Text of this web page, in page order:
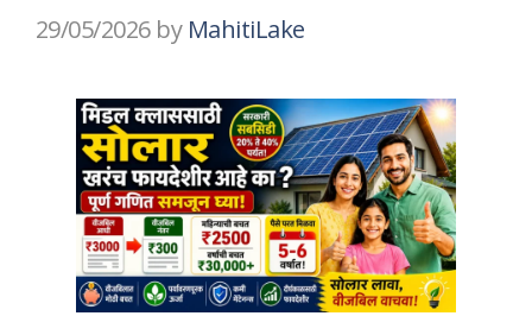
29/05/2026 by MahitiLake